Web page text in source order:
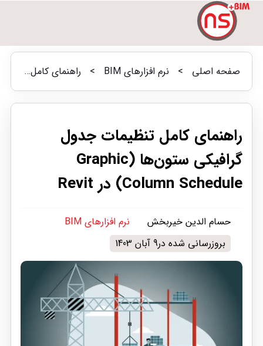
صفحه اصلی > نرم افزارهای BIM > راهنمای کامل تنظیمات جدول گرافیکی ستون‌ها (Graphic Column Schedule) در Revit
راهنمای کامل تنظیمات جدول
گرافیکی ستون‌ها (Graphic
Column Schedule) در Revit
حسام الدین خیربخش
نرم افزارهای BIM
بروزرسانی شده در9 آبان 1403